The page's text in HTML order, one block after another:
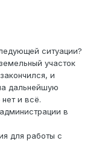
ситуации?
участок
и
дальнейшую
и всё.
в
для работы с